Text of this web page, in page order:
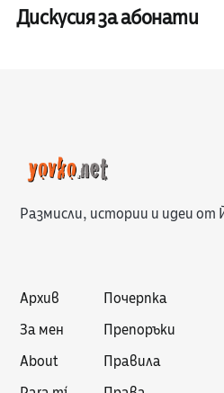
Дискусия за абонати
Размисли, истории и идеи от
Архив
За мен
About
Почерпка
Препоръки
Правила